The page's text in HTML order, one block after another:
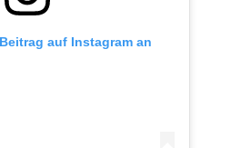
auf Instagram an